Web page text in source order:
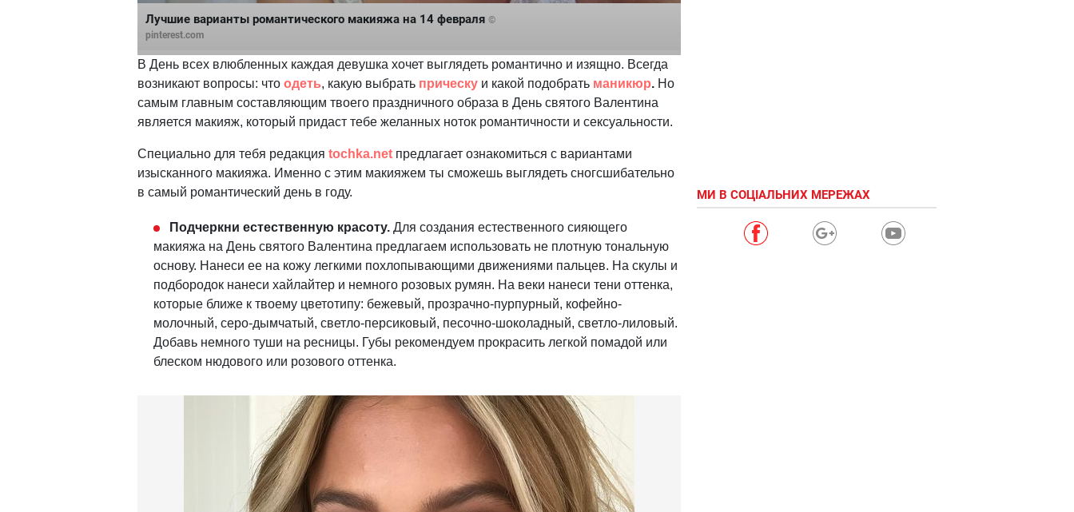
Лучшие варианты романтического макияжа на 14 февраля ©
pinterest.com
В День всех влюбленных каждая девушка хочет выглядеть романтично и изящно. Всегда
возникают вопросы: что одеть, какую выбрать прическу и какой подобрать маникюр. Но
самым главным составляющим твоего праздничного образа в День святого Валентина
является макияж, который придаст тебе желанных ноток романтичности и сексуальности.
Специально для тебя редакция tochka.net предлагает ознакомиться с вариантами
изысканного макияжа. Именно с этим макияжем ты сможешь выглядеть сногсшибательно
в самый романтический день в году.
Подчеркни естественную красоту. Для создания естественного сияющего
макияжа на День святого Валентина предлагаем использовать не плотную тональную
основу. Нанеси ее на кожу легкими похлопывающими движениями пальцев. На скулы и
подбородок нанеси хайлайтер и немного розовых румян. На веки нанеси тени оттенка,
которые ближе к твоему цветотипу: бежевый, прозрачно-пурпурный, кофейно-
молочный, серо-дымчатый, светло-персиковый, песочно-шоколадный, светло-лиловый.
Добавь немного туши на ресницы. Губы рекомендуем прокрасить легкой помадой или
блеском нюдового или розового оттенка.
МИ В СОЦІАЛЬНИХ МЕРЕЖАХ